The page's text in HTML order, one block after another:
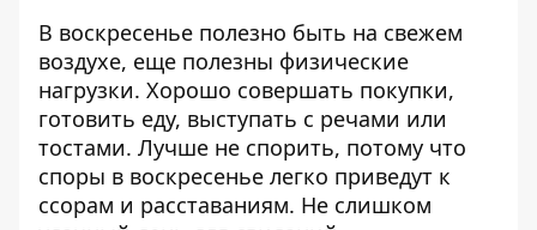
В воскресенье полезно быть на свежем
воздухе, еще полезны физические
нагрузки. Хорошо совершать покупки,
готовить еду, выступать с речами или
тостами. Лучше не спорить, потому что
споры в воскресенье легко приведут к
ссорам и расставаниям. Не слишком